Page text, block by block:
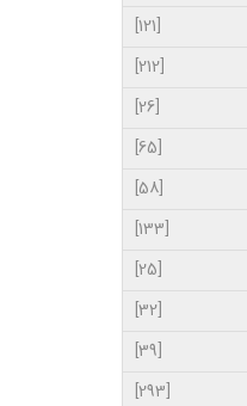
[121]
[212]
[26]
[65]
[58]
[133]
[25]
[32]
[39]
[293]